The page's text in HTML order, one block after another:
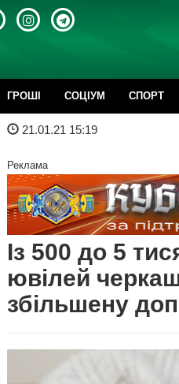
ГРОШІ CОЦІУМ СПОРТ
21.01.21 15:19
Реклама
Із 500 до 5
ювілей
збільшену